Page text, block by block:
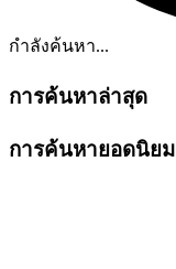
กำลังค้นหา...
การค้นหาล่าสุด
การค้นหายอดนิยม